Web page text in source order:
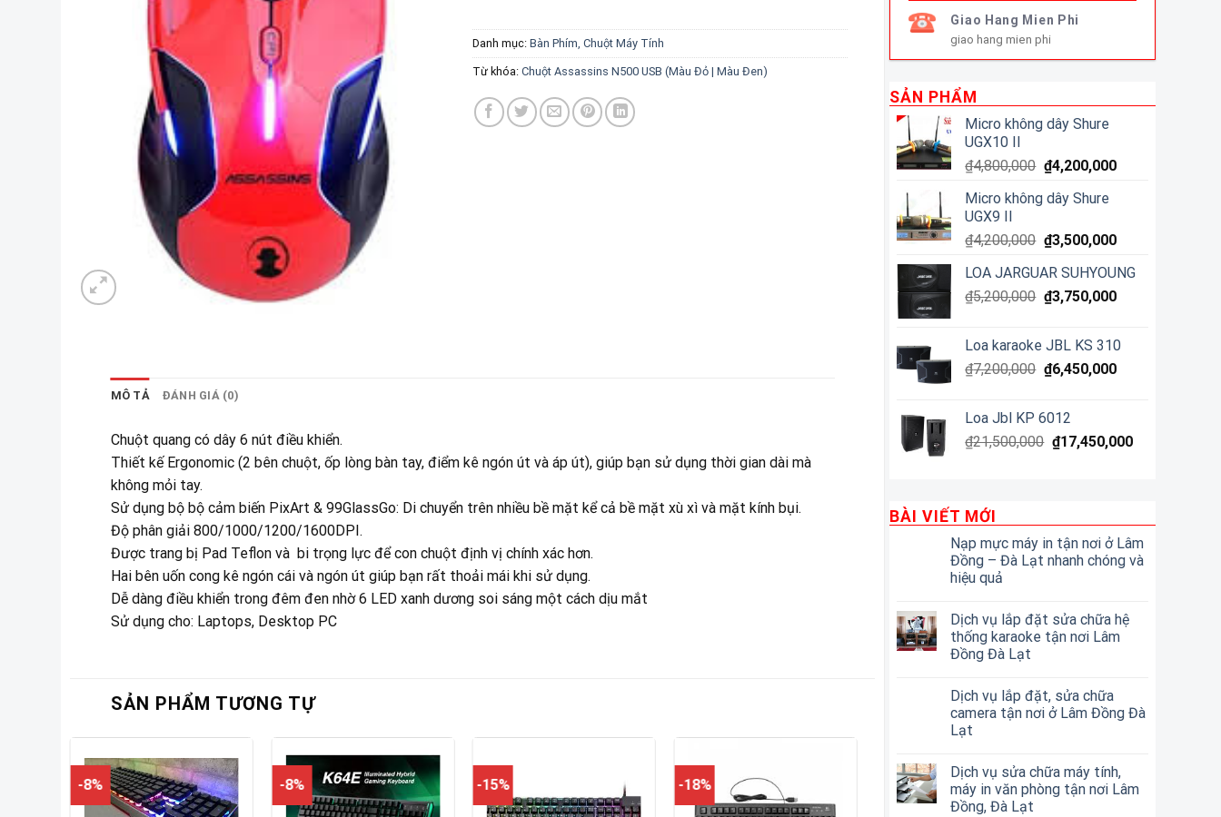
Giao Hang Mien Phi
giao hang mien phi
SẢN PHẨM
Micro không dây Shure
UGX10 II
₫4,800,000 ₫4,200,000
Micro không dây Shure
UGX9 II
₫4,200,000 ₫3,500,000
LOA JARGUAR SUHYOUNG
₫5,200,000 ₫3,750,000
Loa karaoke JBL KS 310
₫7,200,000 ₫6,450,000
Loa Jbl KP 6012
₫21,500,000 ₫17,450,000
BÀI VIẾT MỚI
Nạp mực máy in tận nơi ở Lâm
Đồng – Đà Lạt nhanh chóng và
hiệu quả
Dịch vụ lắp đặt sửa chữa hệ
thống karaoke tận nơi Lâm
Đồng Đà Lạt
Dịch vụ lắp đặt, sửa chữa
camera tận nơi ở Lâm Đồng Đà
Lạt
Dịch vụ sửa chữa máy tính,
máy in văn phòng tận nơi Lâm
Đồng, Đà Lạt
Danh mục:Bàn Phím, Chuột Máy Tính
Từ khóa:Chuột Assassins N500 USB (Màu Đỏ | Màu Đen)
MÔ TẢ ĐÁNH GIÁ (0)
Chuột quang có dây 6 nút điều khiển.
Thiết kế Ergonomic (2 bên chuột, ốp lòng bàn tay, điểm kê ngón út và áp út), giúp bạn sử dụng thời gian dài mà
không mỏi tay.
Sử dụng bộ bộ cảm biến PixArt & 99GlassGo: Di chuyển trên nhiều bề mặt kể cả bề mặt xù xì và mặt kính bụi.
Độ phân giải 800/1000/1200/1600DPI.
Được trang bị Pad Teflon và bi trọng lực để con chuột định vị chính xác hơn.
Hai bên uốn cong kê ngón cái và ngón út giúp bạn rất thoải mái khi sử dụng.
Dễ dàng điều khiển trong đêm đen nhờ 6 LED xanh dương soi sáng một cách dịu mắt
Sử dụng cho: Laptops, Desktop PC
SẢN PHẨM TƯƠNG TỰ
-8% -8% -15% -18%